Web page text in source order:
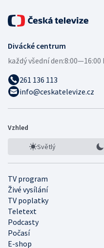
Divácké centrum
každý všední den:8:00—16:00
261 136 113
info@ceskatelevize.cz
Vzhled
Světlý
TV program
Živé vysílání
TV poplatky
Teletext
Podcasty
Počasí
E-shop